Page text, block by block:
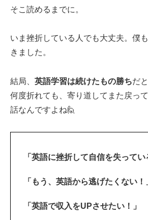
そこ読めるまでに。
いま挫折している人でも大丈夫。僕
きました。
結局、 英語学習は続けたもの勝ちだ
何度折れても、寄り道してまた戻っ
話なんですよね🙋‍
「英語に挫折して自信を失ってい
「もう、英語から逃げたくない！
「英語で収入をUPさせたい！」